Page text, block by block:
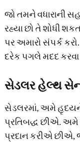
જો તમને વધારાની
રહ્યા છો તે શોધી
પર અમારો સંપર્ક
દરેક પગલે મદદ કરવા
સેડલર હેલ્થ
સેડલરમાં, અમે
પ્રતિબદ્ધ છીએ. અમે
પ્રદાન કરીએ છીએ,